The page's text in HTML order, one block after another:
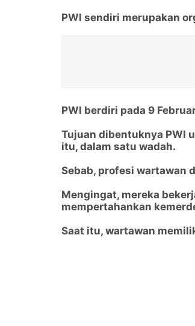
PWI sendiri merupakan
PWI berdiri pada 9
Tujuan dibentuknya PWI
itu, dalam satu wadah.
Sebab, profesi wartawan
Mengingat, mereka
mempertahankan
Saat itu, wartawan